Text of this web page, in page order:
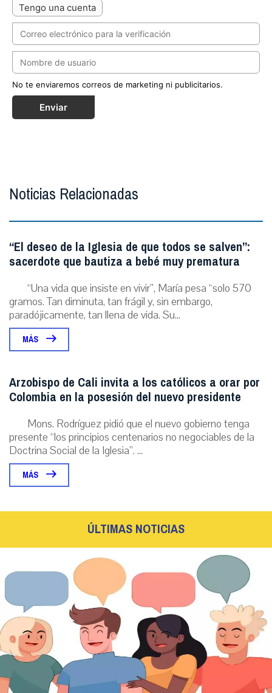
Tengo una cuenta
No te enviaremos correos de marketing ni publicitarios.
Enviar
Noticias Relacionadas
“El deseo de la Iglesia de que todos se salven”:
sacerdote que bautiza a bebé muy prematura
“Una vida que insiste en vivir”, María pesa “solo 570
gramos. Tan diminuta, tan frágil y, sin embargo,
paradójicamente, tan llena de vida. Su...
MÁS
Arzobispo de Cali invita a los católicos a orar por
Colombia en la posesión del nuevo presidente
Mons. Rodríguez pidió que el nuevo gobierno tenga
presente “los principios centenarios no negociables de la
Doctrina Social de la Iglesia”. ...
MÁS
ÚLTIMAS NOTICIAS